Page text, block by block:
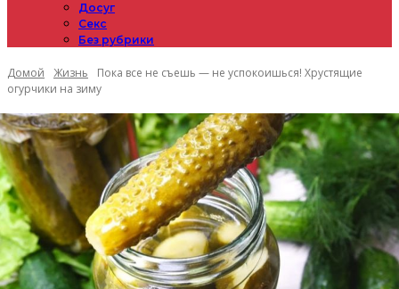
Досуг
Секс
Без рубрики
Домой Жизнь
Пока все не съешь — не успокоишься! Хрустящие
огурчики на зиму